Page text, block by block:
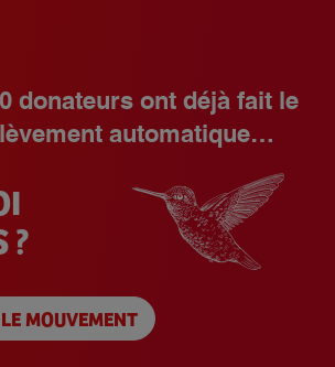
donateurs ont déjà fait le
automatique…
?
MOUVEMENT